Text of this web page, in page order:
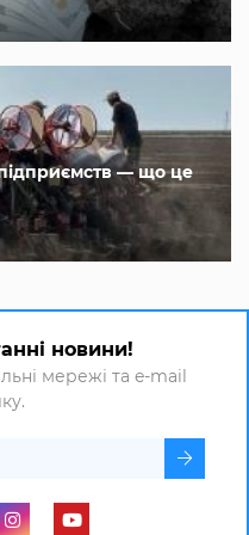
підприємств — що це
новини!
мережі та e-mail